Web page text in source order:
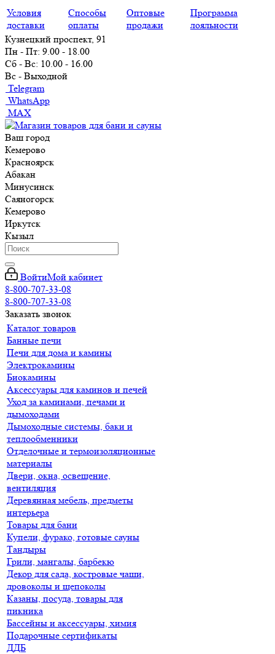
Условия
доставки
Способы
оплаты
Оптовые
продажи
Программа
лояльности
Кузнецкий проспект, 91
Пн - Пт: 9.00 - 18.00
Сб - Вс: 10.00 - 16.00
Вс - Выходной
Telegram
WhatsApp
MAX
Ваш город
Кемерово
Красноярск
Абакан
Минусинск
Саяногорск
Кемерово
Иркутск
Кызыл
ВойтиМой кабинет
8-800-707-33-08
8-800-707-33-08
Заказать звонок
Каталог товаров
Банные печи
Печи для дома и камины
Электрокамины
Биокамины
Аксессуары для каминов и печей
Уход за каминами, печами и
дымоходами
Дымоходные системы, баки и
теплообменники
Отделочные и термоизоляционные
материалы
Двери, окна, освещение,
вентиляция
Деревянная мебель, предметы
интерьера
Товары для бани
Купели, фурако, готовые сауны
Тандыры
Грили, мангалы, барбекю
Декор для сада, костровые чаши,
дровоколы и щепоколы
Казаны, посуда, товары для
пикника
Бассейны и аксессуары, химия
Подарочные сертификаты
ДДБ